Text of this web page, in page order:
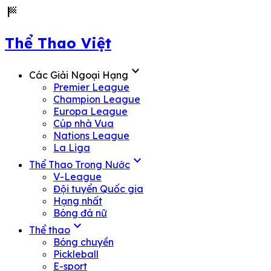
sports_score
Thể Thao Việt
Các Giải Ngoại Hạng expand_more
Premier League
Champion League
Europa League
Cúp nhà Vua
Nations League
La Liga
Thể Thao Trong Nước expand_more
V-League
Đội tuyển Quốc gia
Hạng nhất
Bóng đá nữ
Thể thao expand_more
Bóng chuyền
Pickleball
E-sport